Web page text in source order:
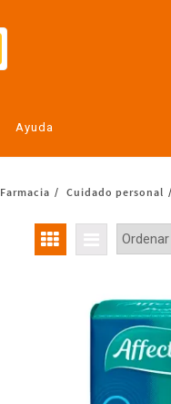
Ayuda
Farmacia Cuidado personal